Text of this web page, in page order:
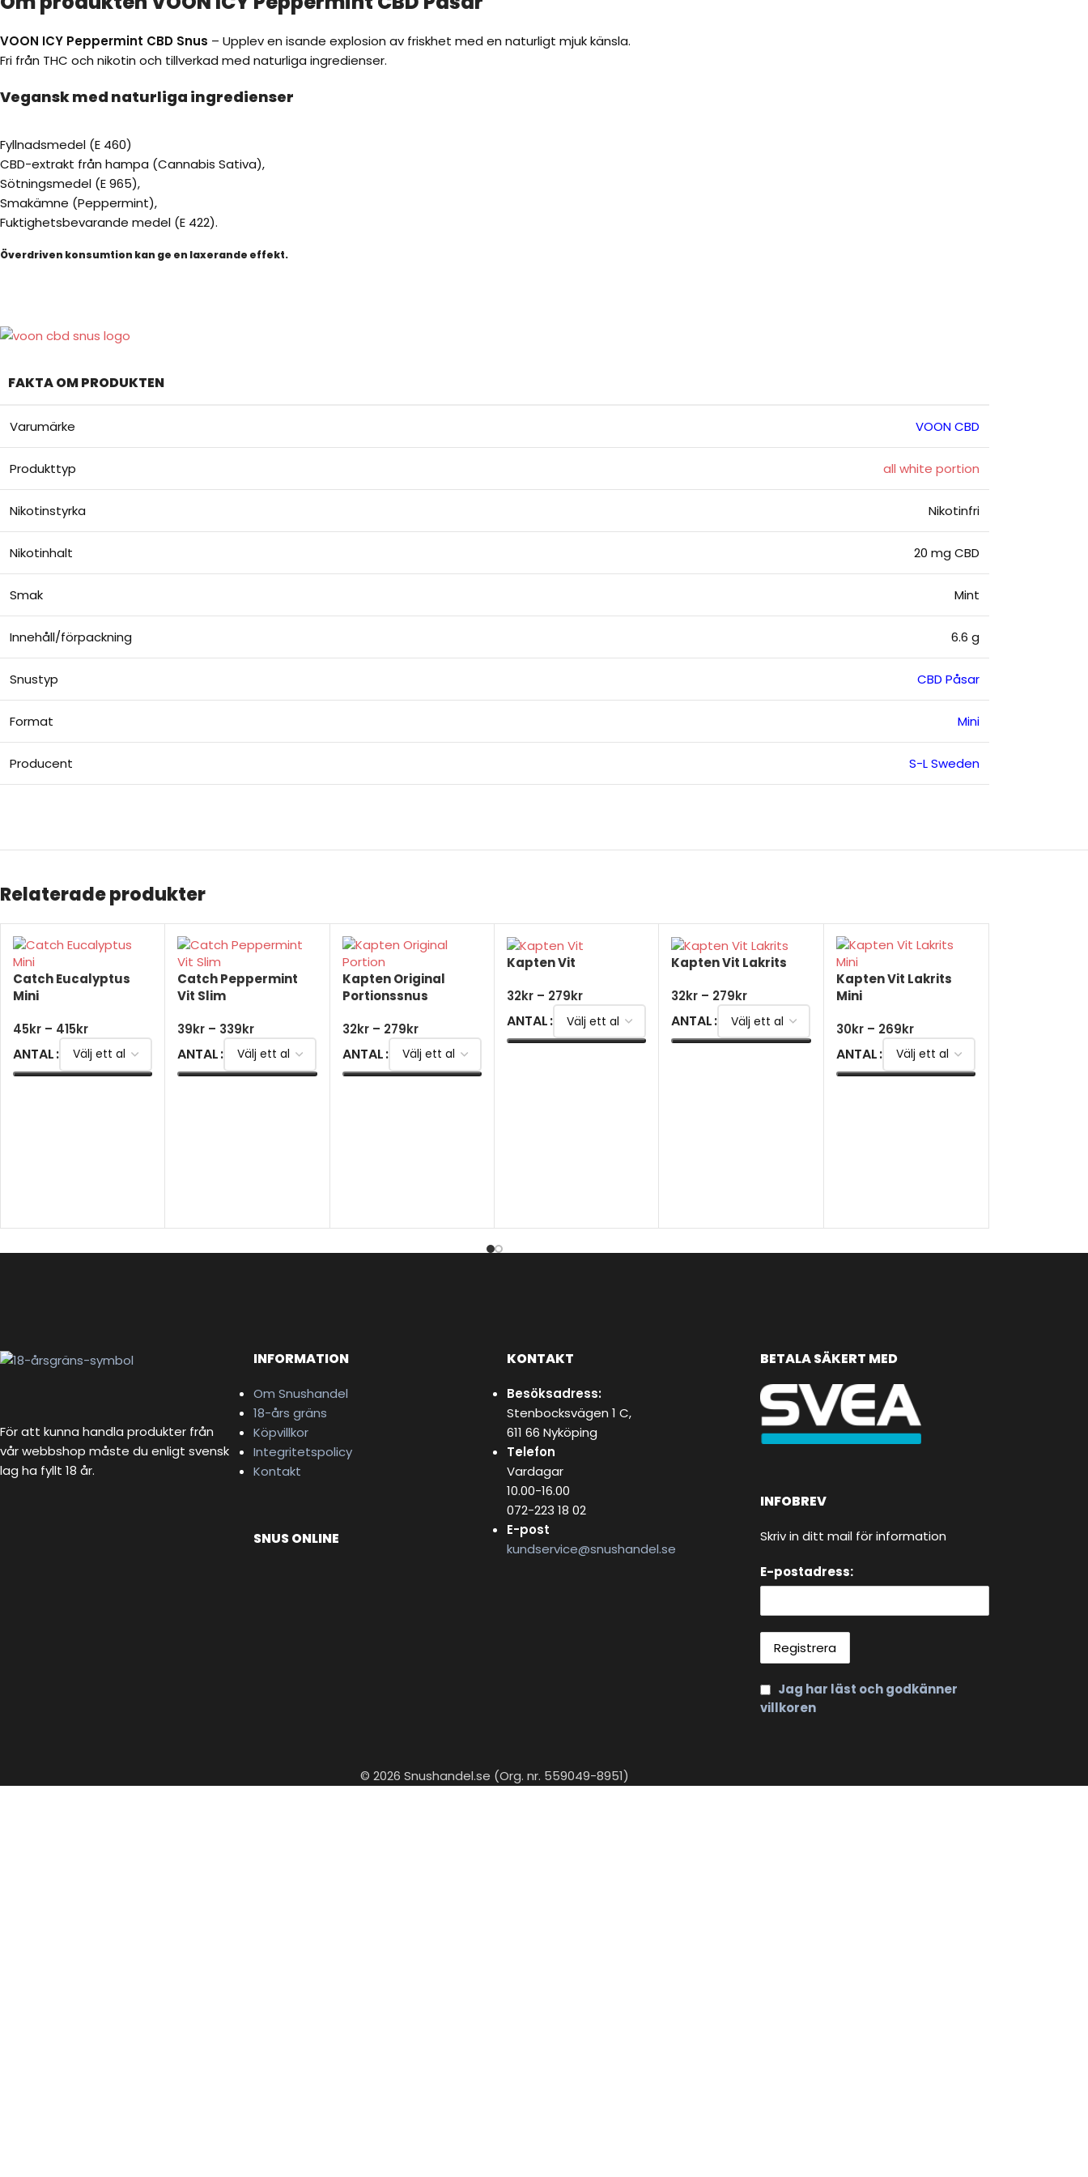
VOON ICY Peppermint CBD Snus – Upplev en isande explosion av friskhet med en naturligt mjuk känsla.
Fri från THC och nikotin och tillverkad med naturliga ingredienser.
Vegansk med naturliga ingredienser
Fyllnadsmedel (E 460)
CBD-extrakt från hampa (Cannabis Sativa),
Sötningsmedel (E 965),
Smakämne (Peppermint),
Fuktighetsbevarande medel (E 422).
Överdriven konsumtion kan ge en laxerande effekt.
FAKTA OM PRODUKTEN
Varumärke VOON CBD
Produkttyp all white portion
Nikotinstyrka Nikotinfri
Nikotinhalt 20 mg CBD
Smak Mint
Innehåll/förpackning 6.6 g
Snustyp CBD Påsar
Format Mini
Producent S-L Sweden
Relaterade produkter
Catch Eucalyptus
Mini
45kr – 415kr
ANTAL
Catch Peppermint
Vit Slim
39kr – 339kr
ANTAL
Kapten Original
Portionssnus
32kr – 279kr
ANTAL
Kapten Vit
32kr – 279kr
ANTAL
Kapten Vit Lakrits
32kr – 279kr
ANTAL
Kapten Vit Lakrits
Mini
30kr – 269kr
ANTAL
För att kunna handla produkter från
vår webbshop måste du enligt svensk
lag ha fyllt 18 år.
INFORMATION
Om Snushandel
18-års gräns
Köpvillkor
Integritetspolicy
Kontakt
SNUS ONLINE
KONTAKT
Besöksadress:
Stenbocksvägen 1 C,
611 66 Nyköping
Telefon
Vardagar
10.00-16.00
072-223 18 02
E-post
kundservice@snushandel.se
BETALA SÄKERT MED
INFOBREV
Skriv in ditt mail för information
E-postadress:
Jag har läst och godkänner
villkoren
© 2026 Snushandel.se (Org. nr. 559049-8951)